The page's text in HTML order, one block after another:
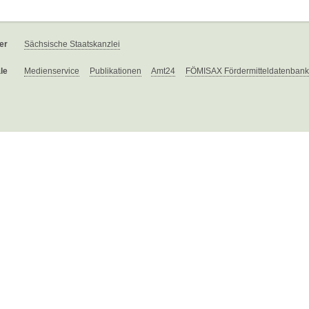
Sächsische Staatskanzlei
Medienservice Publikationen Amt24 FÖMISAX Fördermitteldatenbank